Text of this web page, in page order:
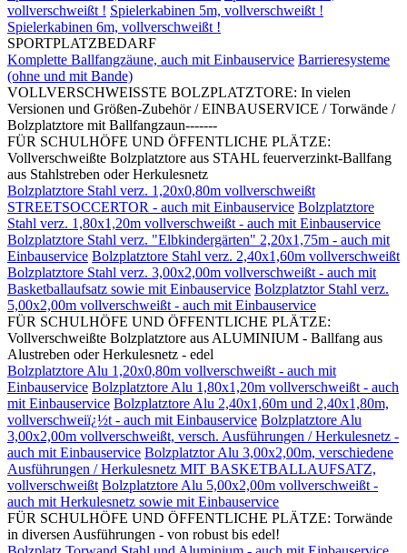
vollverschweißt ! Spielerkabinen 5m, vollverschweißt !
Spielerkabinen 6m, vollverschweißt !
SPORTPLATZBEDARF
Komplette Ballfangzäune, auch mit Einbauservice Barrieresysteme
(ohne und mit Bande)
VOLLVERSCHWEISSTE BOLZPLATZTORE: In vielen
Versionen und Größen-Zubehör / EINBAUSERVICE / Torwände /
Bolzplatztore mit Ballfangzaun-------
FÜR SCHULHÖFE UND ÖFFENTLICHE PLÄTZE:
Vollverschweißte Bolzplatztore aus STAHL feuerverzinkt-Ballfang
aus Stahlstreben oder Herkulesnetz
Bolzplatztore Stahl verz. 1,20x0,80m vollverschweißt
STREETSOCCERTOR - auch mit Einbauservice Bolzplatztore
Stahl verz. 1,80x1,20m vollverschweißt - auch mit Einbauservice
Bolzplatztore Stahl verz. "Elbkindergärten" 2,20x1,75m - auch mit
Einbauservice Bolzplatztore Stahl verz. 2,40x1,60m vollverschweißt
Bolzplatztore Stahl verz. 3,00x2,00m vollverschweißt - auch mit
Basketballaufsatz sowie mit Einbauservice Bolzplatztor Stahl verz.
5,00x2,00m vollverschweißt - auch mit Einbauservice
FÜR SCHULHÖFE UND ÖFFENTLICHE PLÄTZE:
Vollverschweißte Bolzplatztore aus ALUMINIUM - Ballfang aus
Alustreben oder Herkulesnetz - edel
Bolzplatztore Alu 1,20x0,80m vollverschweißt - auch mit
Einbauservice Bolzplatztore Alu 1,80x1,20m vollverschweißt - auch
mit Einbauservice Bolzplatztore Alu 2,40x1,60m und 2,40x1,80m,
vollverschweiï¿½t - auch mit Einbauservice Bolzplatztore Alu
3,00x2,00m vollverschweißt, versch. Ausführungen / Herkulesnetz -
auch mit Einbauservice Bolzplatztor Alu 3,00x2,00m, verschiedene
Ausführungen / Herkulesnetz MIT BASKETBALLAUFSATZ,
vollverschweißt Bolzplatztore Alu 5,00x2,00m vollverschweißt -
auch mit Herkulesnetz sowie mit Einbauservice
FÜR SCHULHÖFE UND ÖFFENTLICHE PLÄTZE: Torwände
in diversen Ausführungen - von robust bis edel!